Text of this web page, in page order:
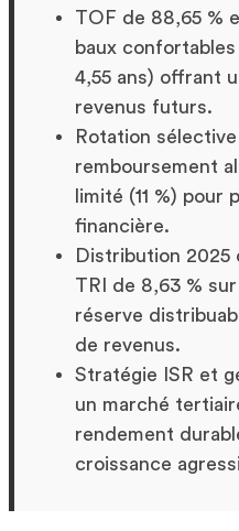
TOF de 88,65 %
baux
4,55 ans) offrant
revenus futurs.
Rotation
remboursement
limité (11 %) pour
financière.
Distribution 2025
TRI de 8,63 %
réserve
de revenus.
Stratégie ISR et
un marché
rendement
croissance